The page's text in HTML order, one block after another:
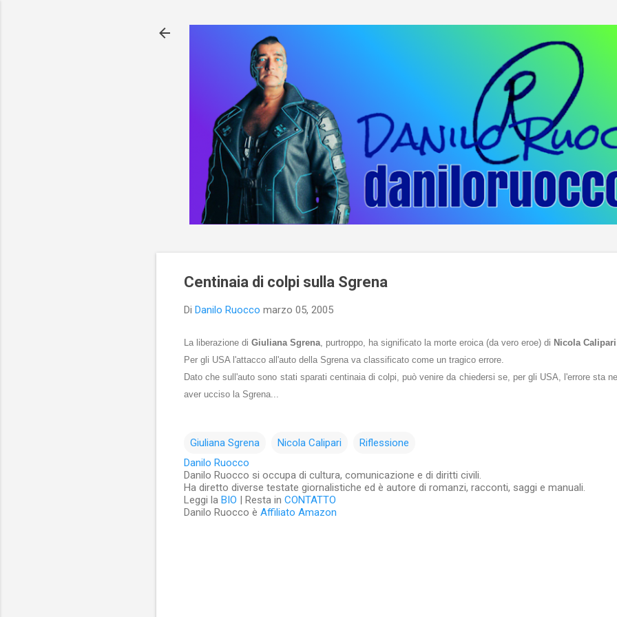
Centinaia di colpi sulla Sgrena
Di Danilo Ruocco marzo 05, 2005
La liberazione di Giuliana Sgrena , purtroppo, ha significato la morte eroica (da vero eroe) di Nicola Calipari
Per gli USA l'attacco all'auto della Sgrena va classificato come un tragico errore.
Dato che sull'auto sono stati sparati centinaia di colpi, può venire da chiedersi se, per gli USA, l'errore sta
aver ucciso la Sgrena...
Giuliana Sgrena Nicola Calipari
Riflessione
Danilo Ruocco
Danilo Ruocco si occupa di cultura, comunicazione e di diritti civili.
Ha diretto diverse testate giornalistiche ed è autore di romanzi, racconti, saggi e manuali.
Leggi la BIO | Resta in CONTATTO
Danilo Ruocco è Affiliato Amazon